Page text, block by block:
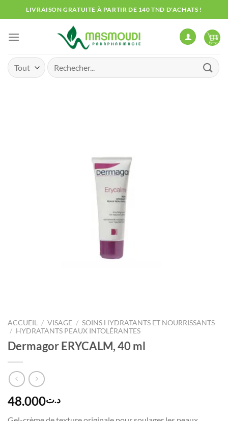
au
contenu
LIVRAISON GRATUITE À PARTIR DE 140 TND D'ACHATS !
Recherche
pour :
ACCUEIL / VISAGE / SOINS HYDRATANTS ET NOURRISSANTS
/ HYDRATANTS PEAUX INTOLÉRANTES
Dermagor ERYCALM, 40 ml
د.ت48.000